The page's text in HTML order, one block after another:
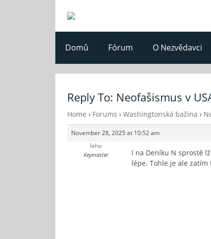
Domů Fórum O Nezvědavci
Reply To: Neofašismus v
Home › Forums › Washingtonská bažina ›
November 28, 2025 at 10:52 am
leho
Keymaster
I na Deníku N sprostě
lépe. Tohle je ale